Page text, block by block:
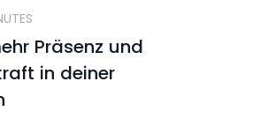
Präsenz und
in deiner